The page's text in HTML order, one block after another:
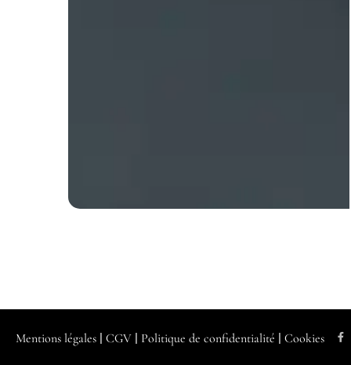
Mentions légales | CGV | Politique de confidentialité | Cookies